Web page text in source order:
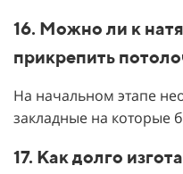
16. Можно ли к
прикрепить
На начальном этапе
закладные на которые
17. Как долго